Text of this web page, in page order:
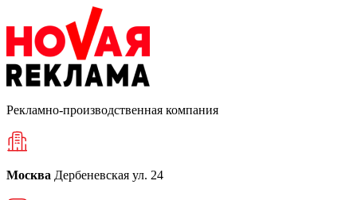
Рекламно-производственная компания
Москва Дербеневская ул. 24